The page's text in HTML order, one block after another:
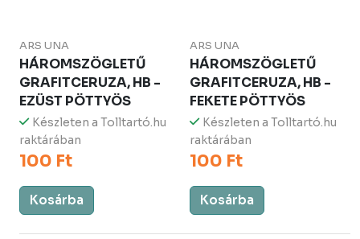
ARS UNA
HÁROMSZÖGLETŰ
GRAFITCERUZA, HB -
EZÜST PÖTTYÖS
Készleten a Tolltartó.hu
raktárában
100 Ft
Kosárba
ARS UNA
HÁROMSZÖGLETŰ
GRAFITCERUZA, HB -
FEKETE PÖTTYÖS
Készleten a Tolltartó.hu
raktárában
100 Ft
Kosárba